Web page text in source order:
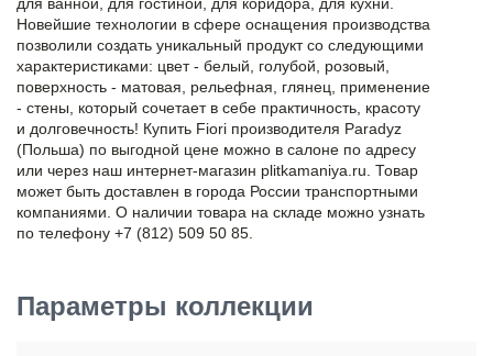
для ванной, для гостиной, для коридора, для кухни.
Новейшие технологии в сфере оснащения производства
позволили создать уникальный продукт со следующими
характеристиками: цвет - белый, голубой, розовый,
поверхность - матовая, рельефная, глянец, применение
- стены, который сочетает в себе практичность, красоту
и долговечность! Купить Fiori производителя Paradyz
(Польша) по выгодной цене можно в салоне по адресу
или через наш интернет-магазин plitkamaniya.ru. Товар
может быть доставлен в города России транспортными
компаниями. О наличии товара на складе можно узнать
по телефону +7 (812) 509 50 85.
Параметры коллекции